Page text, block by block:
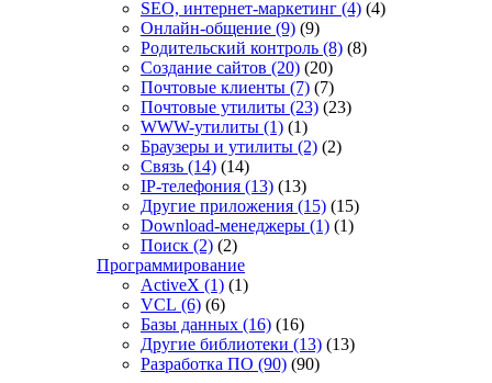
SEO, интернет-маркетинг (4) (4)
Онлайн-общение (9) (9)
Родительский контроль (8) (8)
Создание сайтов (20) (20)
Почтовые клиенты (7) (7)
Почтовые утилиты (23) (23)
WWW-утилиты (1) (1)
Браузеры и утилиты (2) (2)
Связь (14) (14)
IP-телефония (13) (13)
Другие приложения (15) (15)
Download-менеджеры (1) (1)
Поиск (2) (2)
Программирование
ActiveX (1) (1)
VCL (6) (6)
Базы данных (16) (16)
Другие библиотеки (13) (13)
Разработка ПО (90) (90)